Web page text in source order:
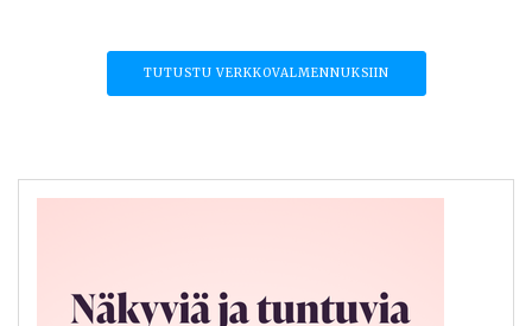
TUTUSTU VERKKOVALMENNUKSIIN